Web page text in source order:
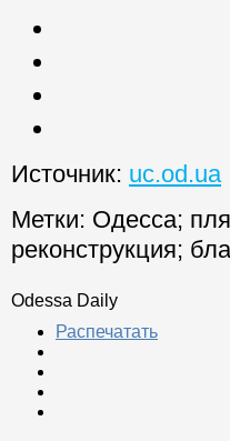
Источник: uc.od.ua
Метки: Одесса;
реконструкция;
Odessa Daily
Распечатать